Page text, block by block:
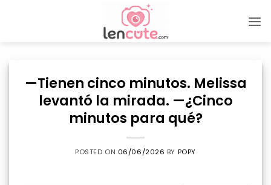
—Tienen cinco minutos. Melissa
levantó la mirada. —¿Cinco
minutos para qué?
POSTED ON 06/06/2026 BY POPY